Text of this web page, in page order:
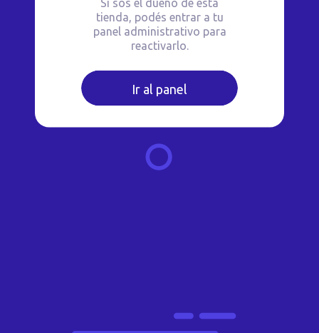
tienda, podés entrar a tu
panel administrativo para
reactivarlo.
Ir al panel